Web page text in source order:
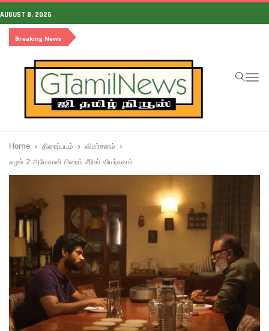
AUGUST 8, 2026
Breaking News
Home திரைப்படம்
விமர்சனம்
சுழல் 2 அமேசான் பிரைம் சீரிஸ் விமர்சனம்